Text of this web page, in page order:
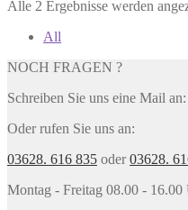
Alle 2 Ergebnisse werden
All
NOCH FRAGEN ?
Schreiben Sie uns eine Mail an:
Oder rufen Sie uns an:
03628. 616 835 oder03628.
Montag - Freitag 08.00 - 16.00